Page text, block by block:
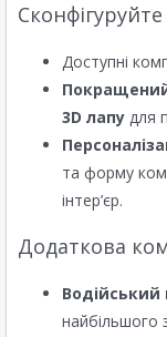
Доступні
3D лапу для
та форму
інтер’єр.
Додаткова
Водійський
найбільшого